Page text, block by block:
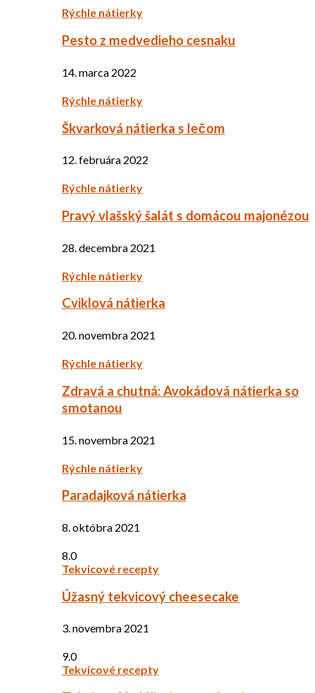
Rýchle nátierky
Pesto z medvedieho cesnaku
14. marca 2022
Rýchle nátierky
Škvarková nátierka s lečom
12. februára 2022
Rýchle nátierky
Pravý vlašský šalát s domácou majonézou
28. decembra 2021
Rýchle nátierky
Cviklová nátierka
20. novembra 2021
Rýchle nátierky
Zdravá a chutná: Avokádová nátierka so
smotanou
15. novembra 2021
Rýchle nátierky
Paradajková nátierka
8. októbra 2021
8.0
Tekvicové recepty
Úžasný tekvicový cheesecake
3. novembra 2021
9.0
Tekvicové recepty